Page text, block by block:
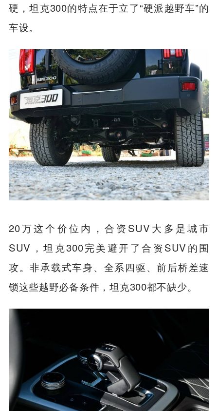
硬，坦克300的特点在于立了“硬派越野车”的
车设。
20万这个价位内，合资SUV大多是城市
SUV，坦克300完美避开了合资SUV的围
攻。非承载式车身、全系四驱、前后桥差速
锁这些越野必备条件，坦克300都不缺少。